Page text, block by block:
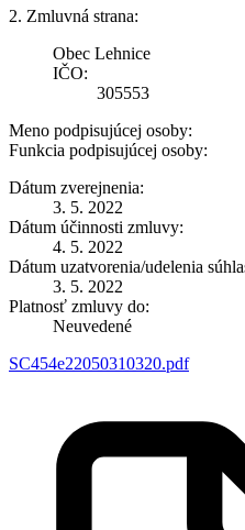
2. Zmluvná strana:
Obec Lehnice
IČO:
305553
Meno podpisujúcej osoby:
Funkcia podpisujúcej osoby:
Dátum zverejnenia:
3. 5. 2022
Dátum účinnosti zmluvy:
4. 5. 2022
Dátum uzatvorenia/udelenia
3. 5. 2022
Platnosť zmluvy do:
Neuvedené
SC454e22050310320.pdf